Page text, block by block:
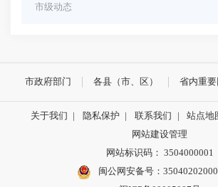
市级动态
市政府部门 各县（市、区） 省内重
关于我们 | 隐私保护 | 联系我们 | 站点地
网站建设管理
网站标识码： 3504000001
闽公网安备号：